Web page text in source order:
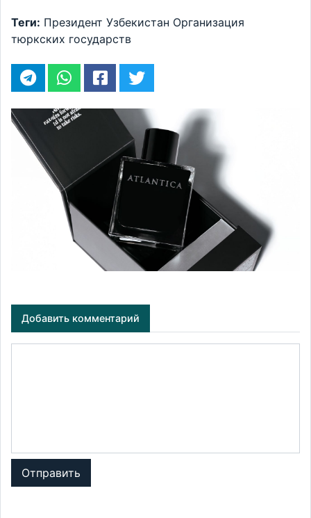
Теги: Президент Узбекистан Организация
тюркских государств
Добавить комментарий
Отправить